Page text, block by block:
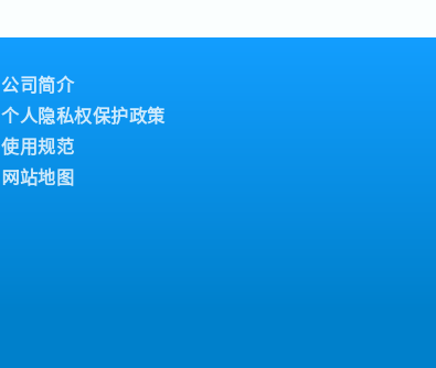
公司简介
个人隐私权保护政策
使用规范
网站地图